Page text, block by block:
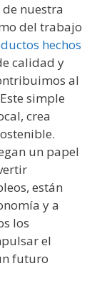
nuestra
del trabajo
hechos
calidad y
al
simple
crea
un papel
están
y a
los
el
futuro